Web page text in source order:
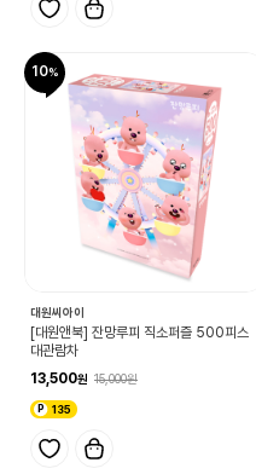
10
대원씨아이
[대원앤북] 잔망루피 직소퍼즐 500피스
대관람차
13,500
15,000
135